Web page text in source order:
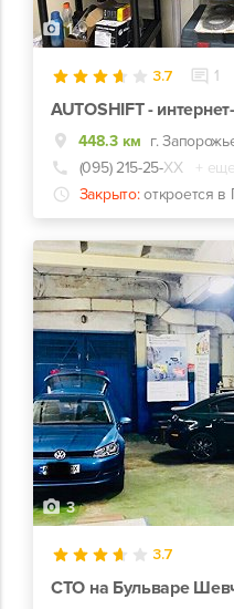
1
3.7 1
AUTOSHIFT -
448.3 км г.
(095) 215-25-ХХ
+
Закрыто: откроется
3
3.7
СТО на Бульваре